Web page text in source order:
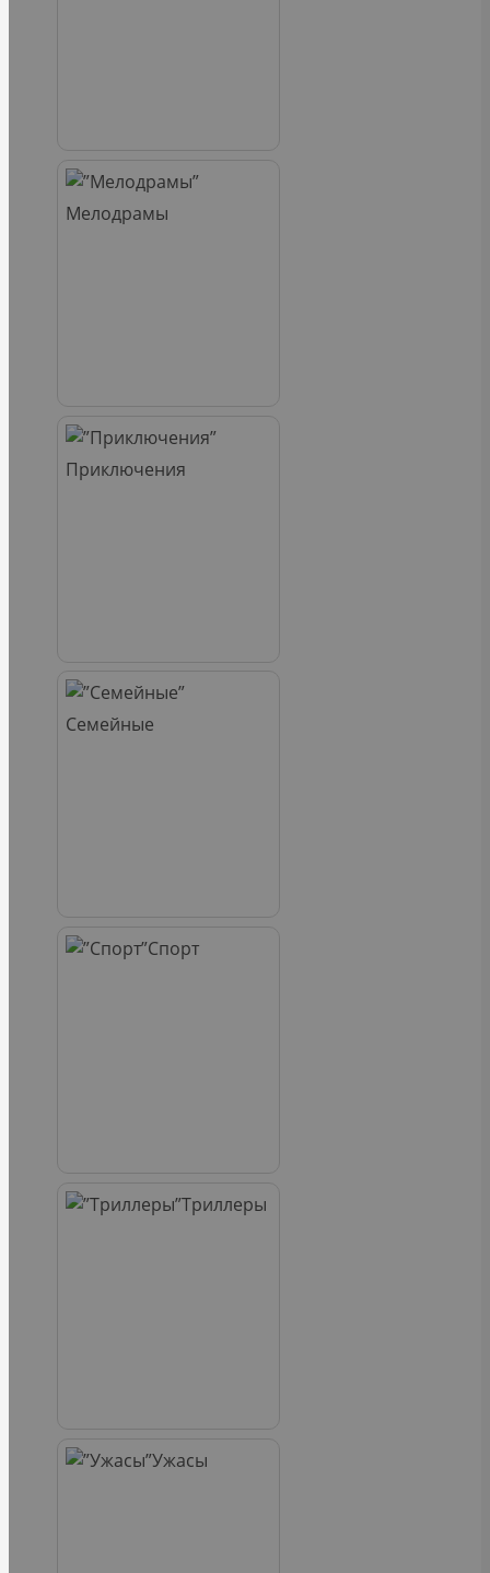
Мелодрамы
Приключения
Семейные
Спорт
Триллеры
Ужасы